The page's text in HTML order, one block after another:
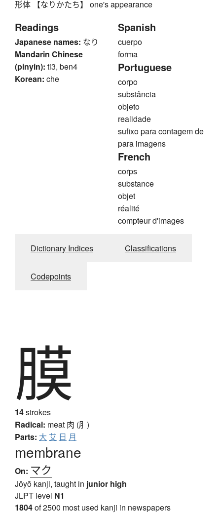
形体 【なりかたち】 one's appearance
Readings
Japanese names: なり
Mandarin Chinese
(pinyin): ti3, ben4
Korean: che
Spanish
cuerpo
forma
Portuguese
corpo
substância
objeto
realidade
sufixo para contagem de
para imagens
French
corps
substance
objet
réalité
compteur d'images
Dictionary Indices Classifications
Codepoints
膜
14strokes
Radical: meat 肉 (⺼)
Parts: 大 艾 日 月
membrane
On: マク
Jōyō kanji, taught in junior high
JLPT level N1
1804of 2500 most used kanji in newspapers